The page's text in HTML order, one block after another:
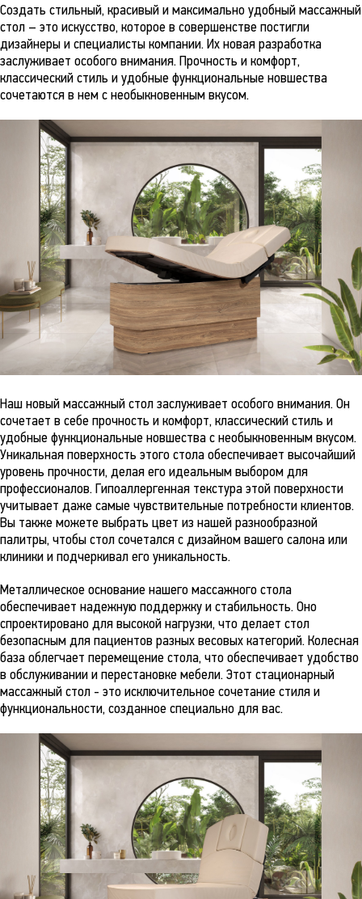
Создать стильный, красивый и максимально удобный массажный
стол – это искусство, которое в совершенстве постигли
дизайнеры и специалисты компании. Их новая разработка
заслуживает особого внимания. Прочность и комфорт,
классический стиль и удобные функциональные новшества
сочетаются в нем с необыкновенным вкусом.
Наш новый массажный стол заслуживает особого внимания. Он
сочетает в себе прочность и комфорт, классический стиль и
удобные функциональные новшества с необыкновенным вкусом.
Уникальная поверхность этого стола обеспечивает высочайший
уровень прочности, делая его идеальным выбором для
профессионалов. Гипоаллергенная текстура этой поверхности
учитывает даже самые чувствительные потребности клиентов.
Вы также можете выбрать цвет из нашей разнообразной
палитры, чтобы стол сочетался с дизайном вашего салона или
клиники и подчеркивал его уникальность.
Металлическое основание нашего массажного стола
обеспечивает надежную поддержку и стабильность. Оно
спроектировано для высокой нагрузки, что делает стол
безопасным для пациентов разных весовых категорий. Колесная
база облегчает перемещение стола, что обеспечивает удобство
в обслуживании и перестановке мебели. Этот стационарный
массажный стол - это исключительное сочетание стиля и
функциональности, созданное специально для вас.